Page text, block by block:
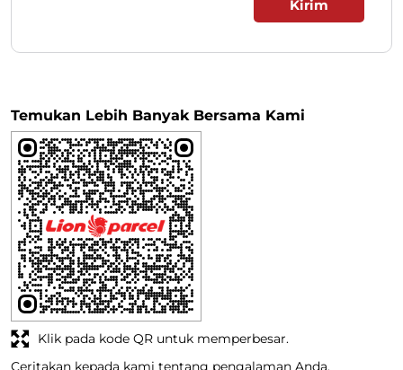
Temukan Lebih Banyak Bersama Kami
Ceritakan kepada kami tentang pengalaman Anda.
Klik pada kode QR untuk memperbesar.